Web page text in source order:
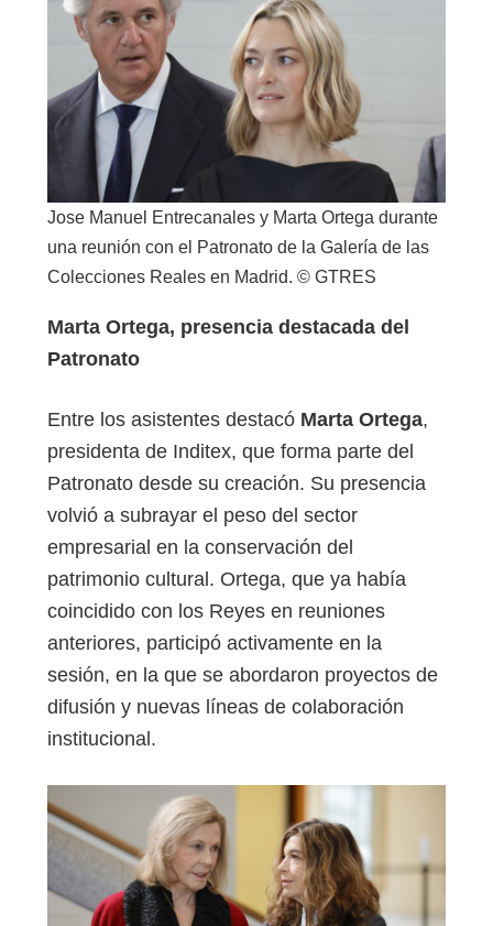
Jose Manuel Entrecanales y Marta Ortega durante
una reunión con el Patronato de la Galería de las
Colecciones Reales en Madrid. © GTRES
Marta Ortega, presencia destacada del
Patronato
Entre los asistentes destacó Marta Ortega,
presidenta de Inditex, que forma parte del
Patronato desde su creación. Su presencia
volvió a subrayar el peso del sector
empresarial en la conservación del
patrimonio cultural. Ortega, que ya había
coincidido con los Reyes en reuniones
anteriores, participó activamente en la
sesión, en la que se abordaron proyectos de
difusión y nuevas líneas de colaboración
institucional.